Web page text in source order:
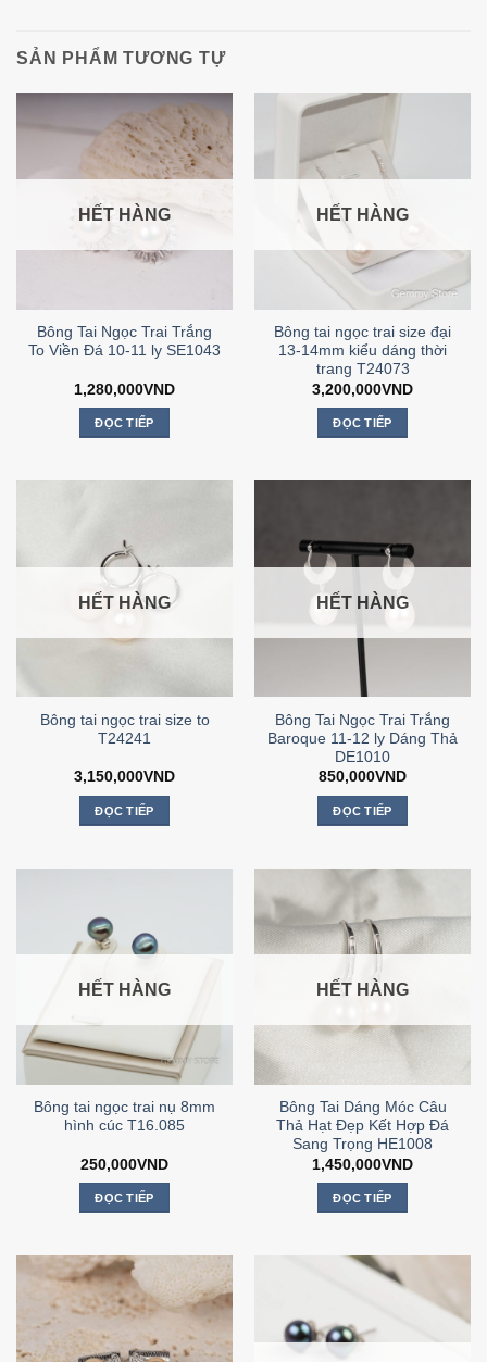
SẢN PHẨM TƯƠNG TỰ
HẾT HÀNG
Bông Tai Ngọc Trai Trắng
To Viền Đá 10-11 ly SE1043
1,280,000VND
ĐỌC TIẾP
HẾT HÀNG
Bông tai ngọc trai size đại
13-14mm kiểu dáng thời
trang T24073
3,200,000VND
ĐỌC TIẾP
HẾT HÀNG
Bông tai ngọc trai size to
T24241
3,150,000VND
ĐỌC TIẾP
HẾT HÀNG
Bông Tai Ngọc Trai Trắng
Baroque 11-12 ly Dáng Thả
DE1010
850,000VND
ĐỌC TIẾP
HẾT HÀNG
Bông tai ngọc trai nụ 8mm
hình cúc T16.085
250,000VND
ĐỌC TIẾP
HẾT HÀNG
Bông Tai Dáng Móc Câu
Thả Hạt Đẹp Kết Hợp Đá
Sang Trọng HE1008
1,450,000VND
ĐỌC TIẾP